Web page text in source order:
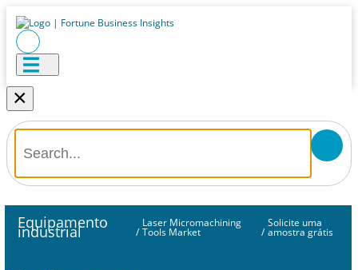
×
Equipamento
industrial /
Laser Micromachining
Tools Market /
Solicite uma
amostra grátis